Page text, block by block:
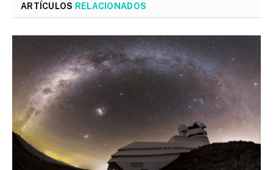
ARTÍCULOS RELACIONADOS